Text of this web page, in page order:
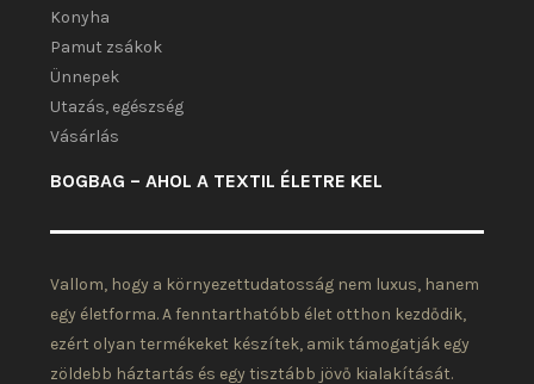
Konyha
Pamut zsákok
Ünnepek
Utazás, egészség
Vásárlás
BOGBAG – AHOL A TEXTIL ÉLETRE KEL
Vallom, hogy a környezettudatosság nem luxus, hanem
egy életforma. A fenntarthatóbb élet otthon kezdődik,
ezért olyan termékeket készítek, amik támogatják egy
zöldebb háztartás és egy tisztább jövő kialakítását.